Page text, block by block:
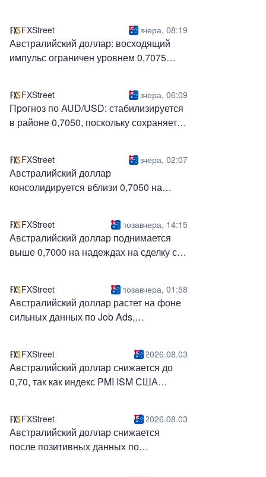
FXStreet вчера, 08:19
Австралийский доллар: восходящий
импульс ограничен уровнем 0,7075
FXStreet вчера, 06:09
Прогноз по AUD/USD: стабилизируется
в районе 0,7050, поскольку сохраняется
FXStreet вчера, 02:07
Австралийский доллар
консолидируется вблизи 0,7050 на
FXStreet позавчера, 14:15
Австралийский доллар поднимается
выше 0,7000 на надеждах на сделку с
FXStreet позавчера, 01:58
Австралийский доллар растет на фоне
сильных данных по Job Ads,
FXStreet 2026.08.03
Австралийский доллар снижается до
0,70, так как индекс PMI ISM США
FXStreet 2026.08.03
Австралийский доллар снижается
после позитивных данных по